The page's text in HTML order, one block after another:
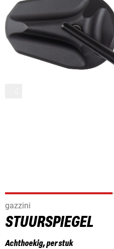
gazzini
STUURSPIEGEL
Achthoekig, per stuk